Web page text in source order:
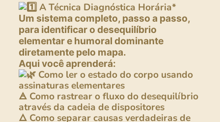
A Técnica Diagnóstica Horária*
Um sistema completo, passo a passo,
para identificar o desequilíbrio
elementar e humoral dominante
diretamente pelo mapa.
Aqui você aprenderá:
Como ler o estado do corpo usando
assinaturas elementares
🜁 Como rastrear o fluxo do desequilíbrio
através da cadeia de dispositores
🜂 Como separar causas verdadeiras de